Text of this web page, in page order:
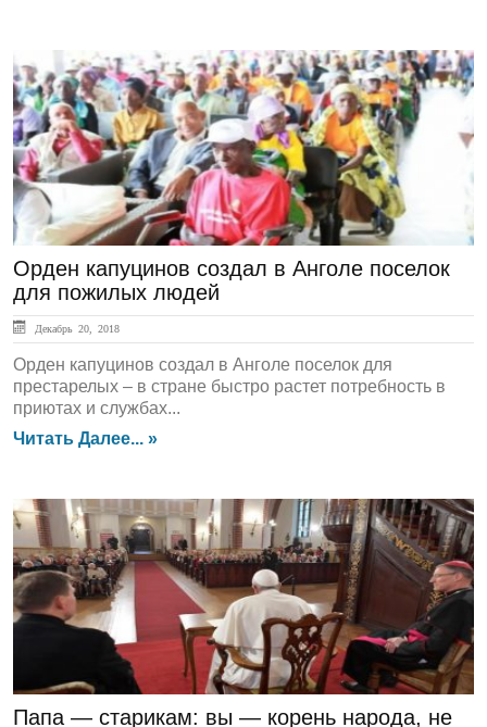
ЛЕНТА НОВОСТЕЙ
Орден капуцинов создал в Анголе поселок
для пожилых людей
Декабрь 20, 2018
Орден капуцинов создал в Анголе поселок для
престарелых – в стране быстро растет потребность в
приютах и службах...
Читать Далее... »
ГЛАВНАЯ
Папа — старикам: вы — корень народа, не